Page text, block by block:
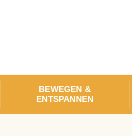
BEWEGEN &
ENTSPANNEN